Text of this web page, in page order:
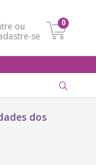
ou
se
0
dos